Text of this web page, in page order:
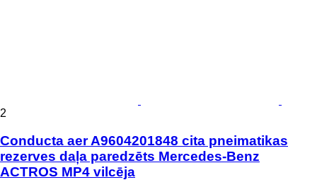
2
Conducta aer A9604201848 cita pneimatikas
rezerves daļa paredzēts Mercedes-Benz
ACTROS MP4 vilcēja